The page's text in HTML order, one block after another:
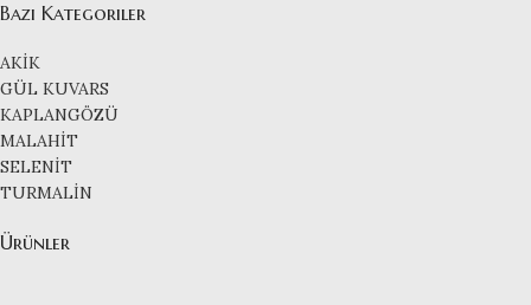
Bazı Kategoriler
AKİK
GÜL KUVARS
KAPLANGÖZÜ
MALAHİT
SELENİT
TURMALİN
Ürünler